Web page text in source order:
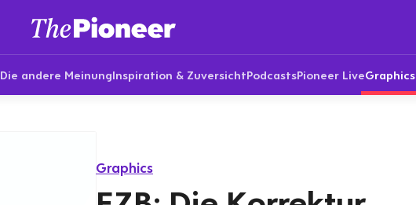
Die andere MeinungInspiration & ZuversichtPodcastsPioneer LiveGraphics
Graphics